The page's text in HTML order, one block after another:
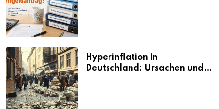
Hyperinflation in
Deutschland: Ursachen und